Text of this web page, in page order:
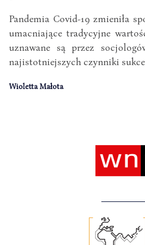
Pandemia Covid-19 zmieniła
umacniające tradycyjne
uznawane są przez
najistotniejszych czynniki
Wioletta Małota